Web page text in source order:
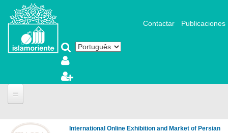
Pular para o conteúdo principal
Contactar Publicaciones
International Online Exhibition and Market of Persian